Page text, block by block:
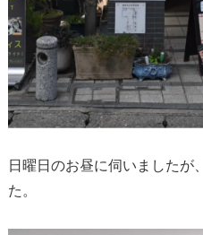
日曜日のお昼に伺いましたが
た。